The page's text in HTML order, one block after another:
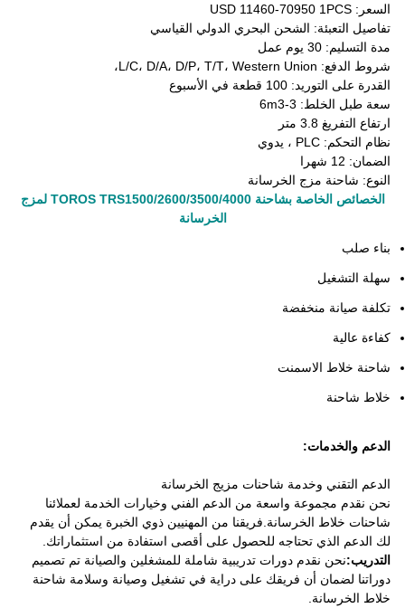
السعر: USD 11460-70950 1PCS
تفاصيل التعبئة: الشحن البحري الدولي القياسي
مدة التسليم: 30 يوم عمل
شروط الدفع: L/C، D/A، D/P، T/T، Western Union،
القدرة على التوريد: 100 قطعة في الأسبوع
سعة طبل الخلط: 3-6m3
ارتفاع التفريغ 3.8 متر
نظام التحكم: PLC ، يدوي
الضمان: 12 شهرا
النوع: شاحنة مزج الخرسانة
الخصائص الخاصة بشاحنة TOROS TRS1500/2600/3500/4000 لمزج
الخرسانة
بناء صلب
سهلة التشغيل
تكلفة صيانة منخفضة
كفاءة عالية
شاحنة خلاط الاسمنت
خلاط شاحنة
الدعم والخدمات:
الدعم التقني وخدمة شاحنات مزيج الخرسانة
نحن نقدم مجموعة واسعة من الدعم الفني وخيارات الخدمة لعملائنا
شاحنات خلاط الخرسانة.فريقنا من المهنيين ذوي الخبرة يمكن أن يقدم
لك الدعم الذي تحتاجه للحصول على أقصى استفادة من استثماراتك.
التدريب:نحن نقدم دورات تدريبية شاملة للمشغلين والصيانة تم تصميم
دوراتنا لضمان أن فريقك على دراية في تشغيل وصيانة وسلامة شاحنة
خلاط الخرسانة.